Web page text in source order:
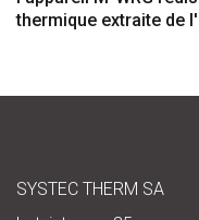
thermique extraite de
SYSTEC THERM SA